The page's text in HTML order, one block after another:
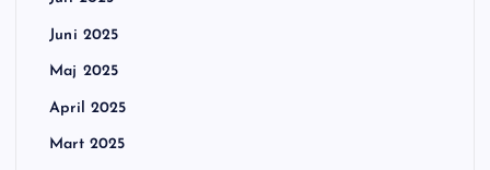
Juni 2025
Maj 2025
April 2025
Mart 2025